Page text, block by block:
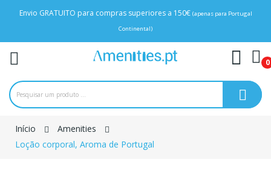
Envio GRATUITO para compras superiores a 150€ (apenas para Portugal
Continental)
0
Início
Amenities
Loção corporal, Aroma de Portugal